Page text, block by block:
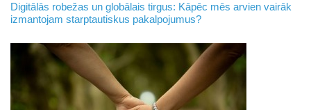
Digitālās robežas un globālais tirgus: Kāpēc mēs arvien vairāk
izmantojam starptautiskus pakalpojumus?